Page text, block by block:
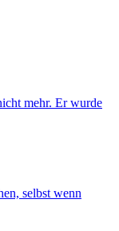
mehr. Er wurde
selbst wenn